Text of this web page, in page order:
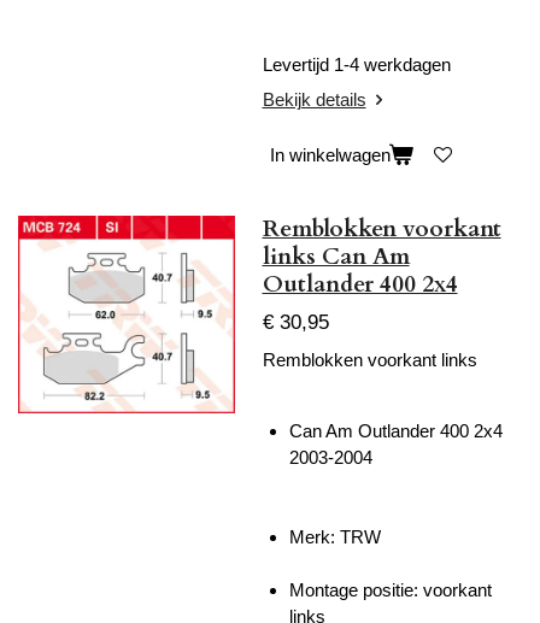
Levertijd 1-4 werkdagen
Bekijk details
In winkelwagen
Remblokken voorkant
links Can Am
Outlander 400 2x4
€ 30,95
Remblokken voorkant links
Can Am Outlander 400 2x4
2003-2004
Merk: TRW
Montage positie: voorkant
links